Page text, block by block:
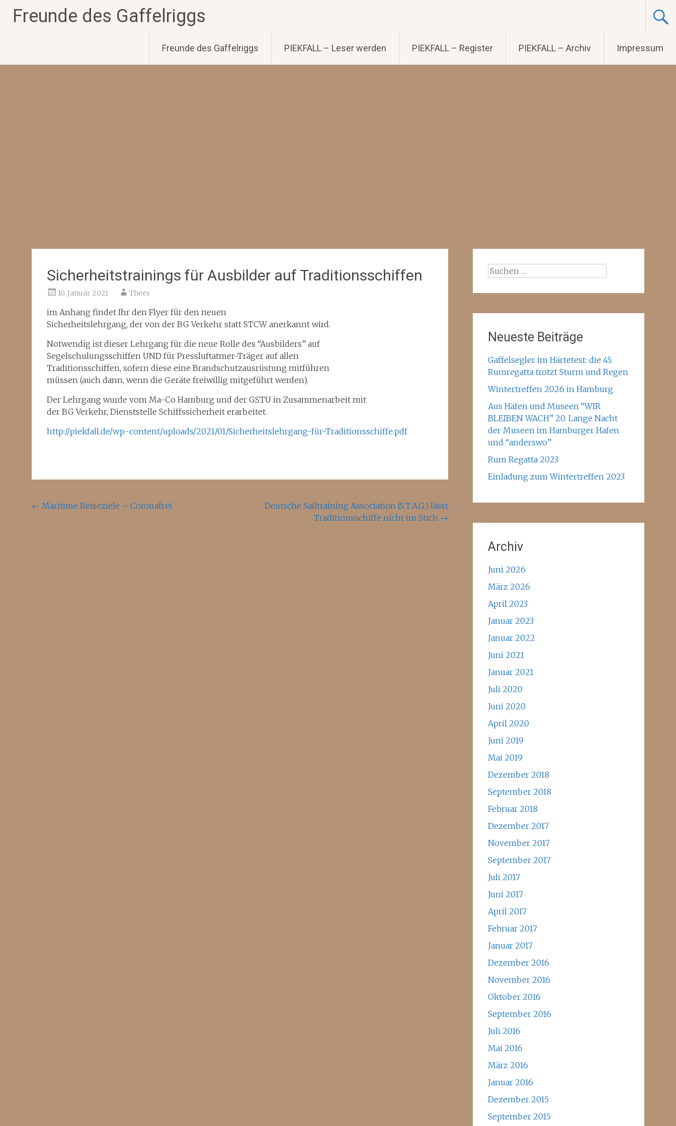
InhaltFreunde des Gaffelriggs
Freunde des Gaffelriggs PIEKFALL – Leser werden PIEKFALL – Register PIEKFALL – Archiv Impressum
Sicherheitstrainings für Ausbilder auf Traditionsschiffen
10. Januar 2021 Thees
im Anhang findet Ihr den Flyer für den neuen
Sicherheitslehrgang, der von der BG Verkehr statt STCW anerkannt wird.
Notwendig ist dieser Lehrgang für die neue Rolle des “Ausbilders” auf
Segelschulungsschiffen UND für Pressluftatmer-Träger auf allen
Traditionsschiffen, sofern diese eine Brandschutzausrüstung mitführen
müssen (auch dann, wenn die Geräte freiwillig mitgeführt werden).
Der Lehrgang wurde vom Ma-Co Hamburg und der GSTU in Zusammenarbeit mit
der BG Verkehr, Dienststelle Schiffssicherheit erarbeitet.
http://piekfall.de/wp-content/uploads/2021/01/Sicherheitslehrgang-für-Traditionsschiffe.pdf
Beitragsnavigation
← Maritime Reiseziele – Coronafrei
Deutsche Sailtraining Association (S.T.A.G.) lässt
Traditionsschiffe nicht im Stich →
Suchen
Neueste Beiträge
Gaffelsegler im Härtetest: die 45.
Rumregatta trotzt Sturm und Regen
Wintertreffen 2026 in Hamburg
Aus Häfen und Museen “WIR
BLEIBEN WACH” 20. Lange Nacht
der Museen im Hamburger Hafen
und “anderswo”
Rum Regatta 2023
Einladung zum Wintertreffen 2023
Archiv
Juni 2026
März 2026
April 2023
Januar 2023
Januar 2022
Juni 2021
Januar 2021
Juli 2020
Juni 2020
April 2020
Juni 2019
Mai 2019
Dezember 2018
September 2018
Februar 2018
Dezember 2017
November 2017
September 2017
Juli 2017
Juni 2017
April 2017
Februar 2017
Januar 2017
Dezember 2016
November 2016
Oktober 2016
September 2016
Juli 2016
Mai 2016
März 2016
Januar 2016
Dezember 2015
September 2015